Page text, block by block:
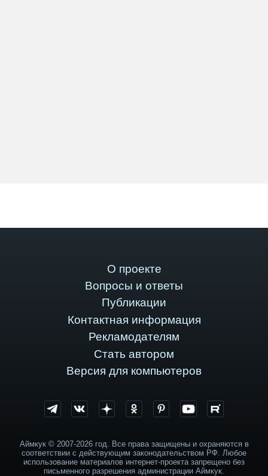
О проекте
Вопросы и ответы
Публикации
Контактная информация
Рекламодателям
Стать автором
Версия для компьютеров
Аймкук © 2007-2026 год. Все права защищены и охраняются в
соответствии с действующим законодательством РФ. Любое
использование материалов интернет-проекта запрещено без
письменного разрешения администрации Аймкук.